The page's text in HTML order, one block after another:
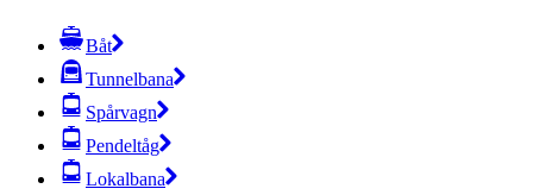
Båt
Tunnelbana
Spårvagn
Pendeltåg
Lokalbana